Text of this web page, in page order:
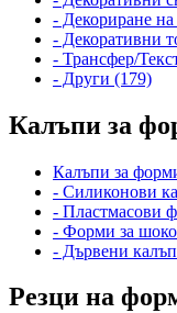
- Декориране
- Декоративни
- Трансфер/
- Други (179)
Калъпи за
Калъпи за
- Силиконови
- Пластмасови
- Форми за
- Дървени
Резци на